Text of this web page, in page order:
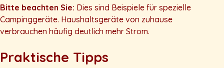
Bitte beachten Sie: Dies sind Beispiele für spezielle
Campinggeräte. Haushaltsgeräte von zuhause
verbrauchen häufig deutlich mehr Strom.
Praktische Tipps